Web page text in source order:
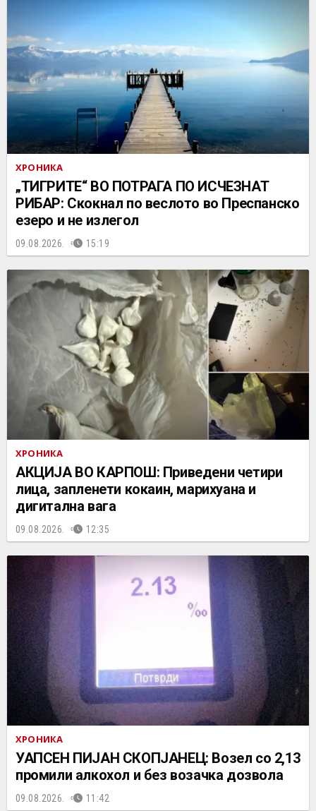
ХРОНИКА
„ТИГРИТЕ“ ВО ПОТРАГА ПО ИСЧЕЗНАТ
РИБАР: Скокнал по веслото во Преспанско
езеро и не излегол
09.08.2026. 15:19
ХРОНИКА
АКЦИЈА ВО КАРПОШ: Приведени четири
лица, запленети кокаин, марихуана и
дигитална вага
09.08.2026. 12:35
ХРОНИКА
УАПСЕН ПИЈАН СКОПЈАНЕЦ: Возел со 2,13
промили алкохол и без возачка дозвола
09.08.2026. 11:42